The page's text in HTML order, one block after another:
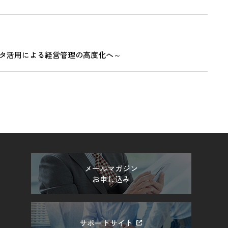
用による経営管理の高度化へ～
メールマガジン
お申し込み
サポートサイト